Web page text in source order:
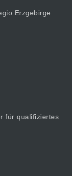
für qualifiziertes